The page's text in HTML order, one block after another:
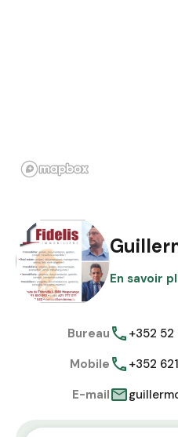
En savoir
Bureau
+352 52
Mobile
+352
E-mail